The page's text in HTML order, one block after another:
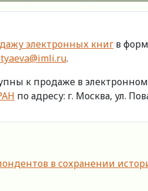
электронных книг в
.
к продаже в
по адресу: г. Москва, ул.
в сохранении